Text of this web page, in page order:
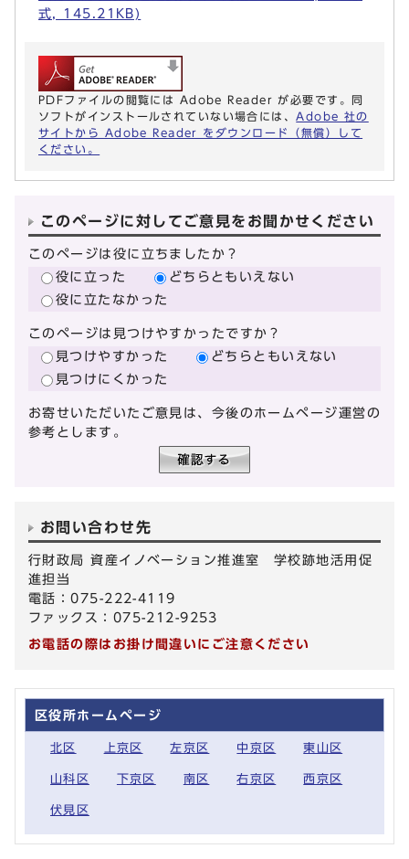
式, 145.21KB)
PDFファイルの閲覧には Adobe Reader が必要です。同
ソフトがインストールされていない場合には、 Adobe 社の
サイトから Adobe Reader をダウンロード（無償）して
ください。
このページに対してご意見をお聞かせください
このページは役に立ちましたか？
役に立った
どちらともいえない
役に立たなかった
このページは見つけやすかったですか？
見つけやすかった
どちらともいえない
見つけにくかった
お寄せいただいたご意見は、今後のホームページ運営の
参考とします。
お問い合わせ先
行財政局 資産イノベーション推進室 学校跡地活用促
進担当
電話：075-222-4119
ファックス：075-212-9253
お電話の際はお掛け間違いにご注意ください
区役所ホームページ
北区 上京区 左京区 中京区 東山区
山科区 下京区 南区 右京区 西京区
伏見区